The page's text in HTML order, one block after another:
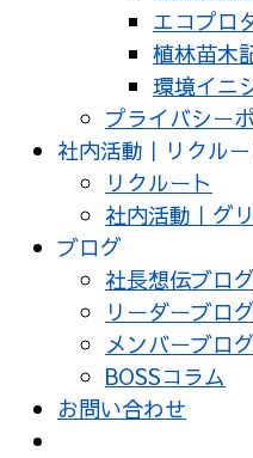
エコプロ
植林苗木
環境イニ
プライバシー
社内活動｜リクル
リクルート
社内活動｜グ
ブログ
社長想伝ブロ
リーダーブロ
メンバーブロ
BOSSコラム
お問い合わせ